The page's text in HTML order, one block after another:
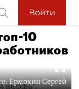
Войти
10
Ермохин Сергей